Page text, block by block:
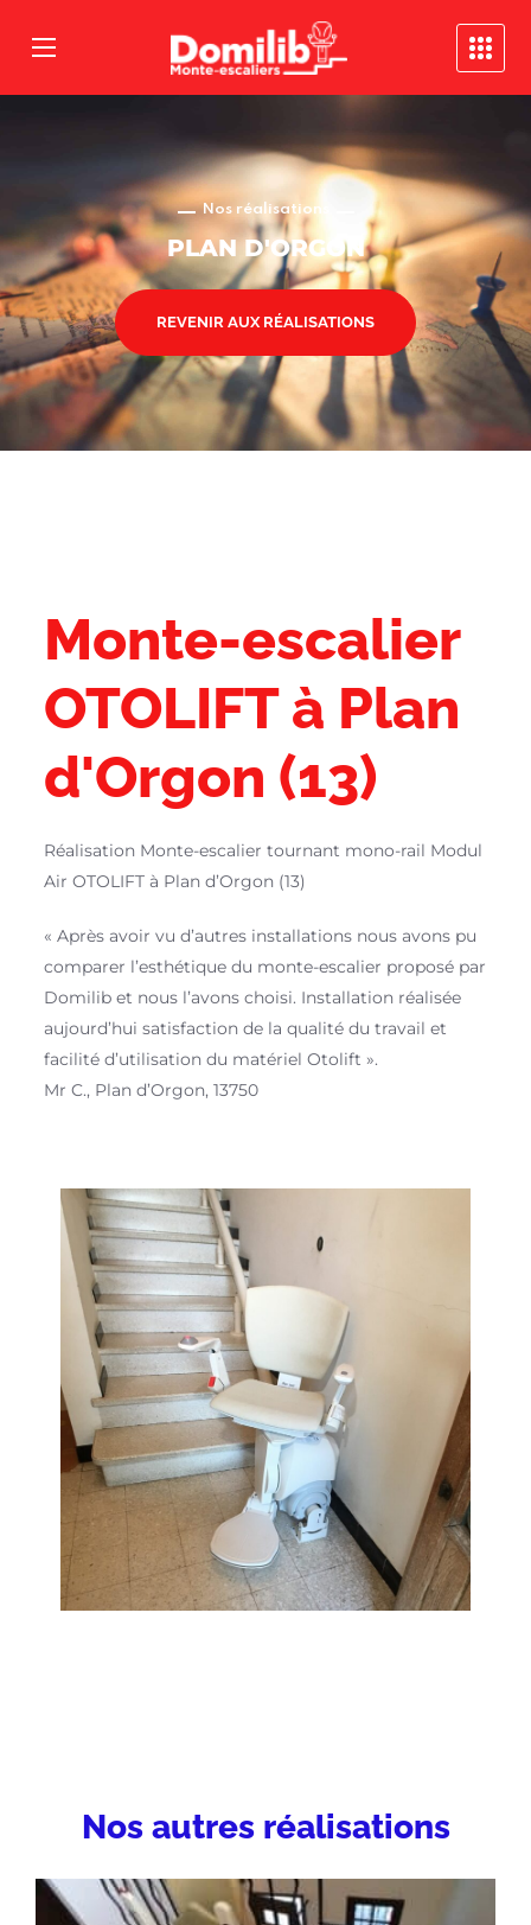
Nos réalisations
PLAN D'ORGON
REVENIR AUX RÉALISATIONS
Monte-escalier
OTOLIFT à Plan
d'Orgon (13)
Réalisation Monte-escalier tournant mono-rail Modul
Air OTOLIFT à Plan d’Orgon (13)
« Après avoir vu d’autres installations nous avons pu
comparer l’esthétique du monte-escalier proposé par
Domilib et nous l’avons choisi. Installation réalisée
aujourd’hui satisfaction de la qualité du travail et
facilité d’utilisation du matériel Otolift ».
Mr C., Plan d’Orgon, 13750
Nos autres réalisations